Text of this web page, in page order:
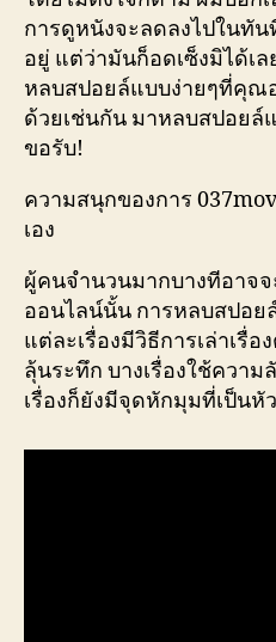
การดูหนังจะลดลงไปในทั
อยู่ แต่ว่ามันก็อดเซ็งมิได้เ
หลบสปอยล์แบบง่ายๆที่คุณ
ด้วยเช่นกัน มาหลบสปอยล์
ขอรับ!
ความสนุกของการ
เอง
ผู้คนจำนวนมากบางทีอาจ
ออนไลน์นั้น การหลบสปอย
แต่ละเรื่องมีวิธีการเล่าเรื่อ
ลุ้นระทึก บางเรื่องใช้ควา
เรื่องก็ยังมีจุดหักมุมที่เป็น